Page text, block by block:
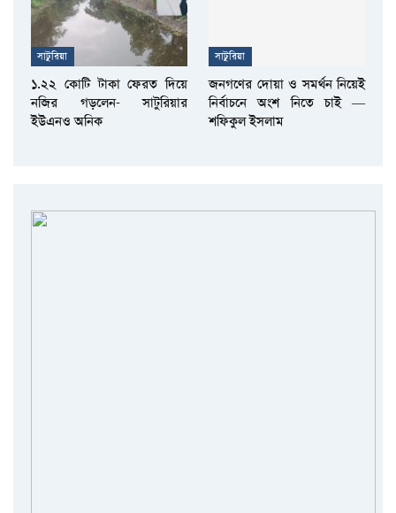
সাটুরিয়া
১.২২ কোটি টাকা ফেরত দিয়ে
নজির গড়লেন- সাটুরিয়ার
ইউএনও অনিক
সাটুরিয়া
জনগণের দোয়া ও সমর্থন নিয়েই
নির্বাচনে অংশ নিতে চাই —
শফিকুল ইসলাম